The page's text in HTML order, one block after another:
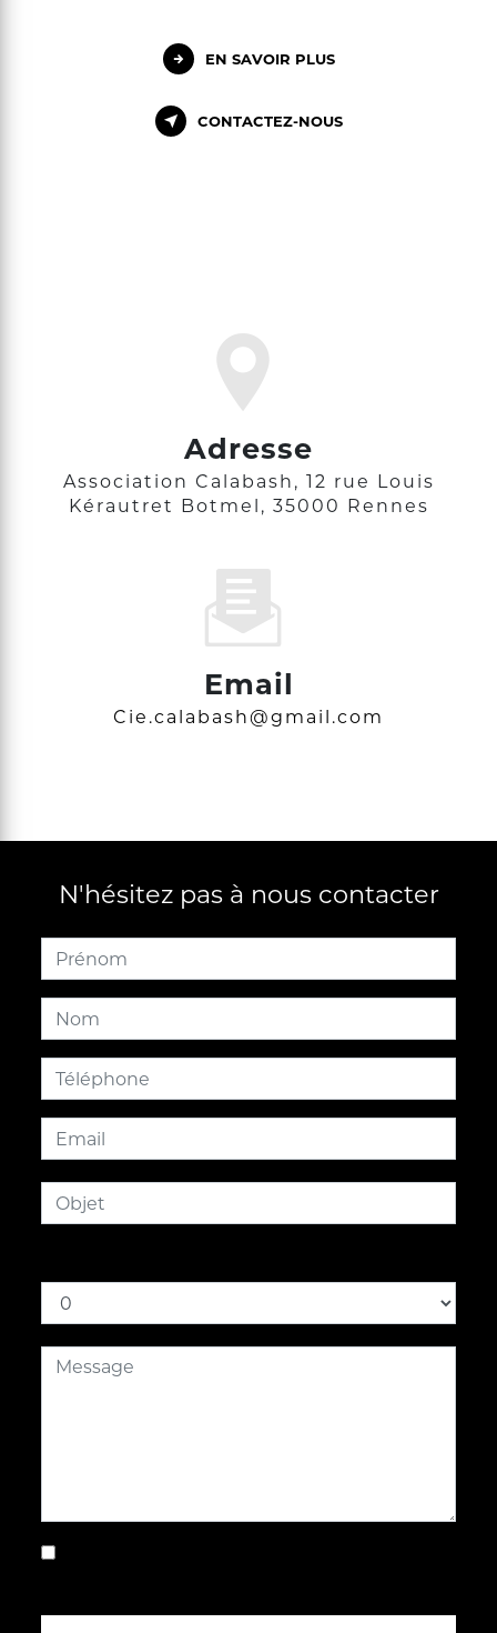
EN SAVOIR PLUS
CONTACTEZ-NOUS
Adresse
Association Calabash, 12 rue Louis
Kérautret Botmel, 35000 Rennes
Email
cie.calabash@gmail.com
N'hésitez pas à nous contacter